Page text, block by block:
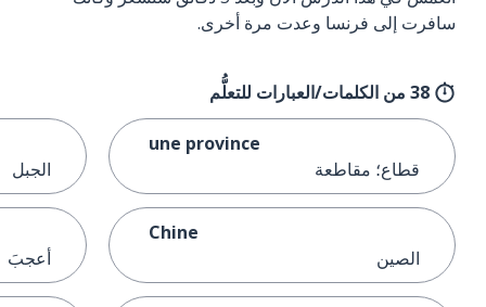
سافرت إلى فرنسا وعدت مرة أخرى.
38 من الكلمات/العبارات للتعلُّم
une province
قطاع؛ مقاطعة
Chine
الصين
الجبل
أعجبَ